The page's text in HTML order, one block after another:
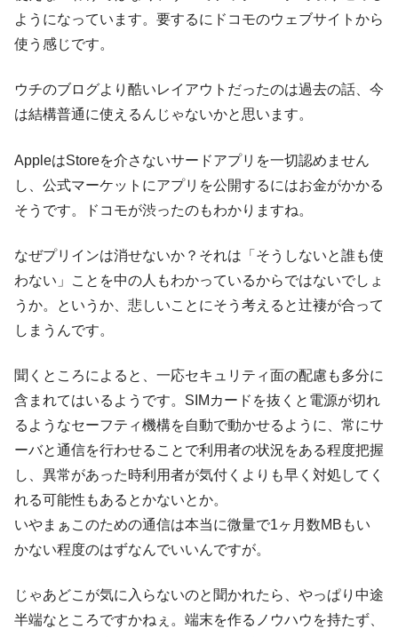
ようになっています。要するにドコモのウェブサイトから
使う感じです。
ウチのブログより酷いレイアウトだったのは過去の話、今
は結構普通に使えるんじゃないかと思います。
AppleはStoreを介さないサードアプリを一切認めません
し、公式マーケットにアプリを公開するにはお金がかかる
そうです。ドコモが渋ったのもわかりますね。
なぜプリインは消せないか？それは「そうしないと誰も使
わない」ことを中の人もわかっているからではないでしょ
うか。というか、悲しいことにそう考えると辻褄が合って
しまうんです。
聞くところによると、一応セキュリティ面の配慮も多分に
含まれてはいるようです。SIMカードを抜くと電源が切れ
るようなセーフティ機構を自動で動かせるように、常にサ
ーバと通信を行わせることで利用者の状況をある程度把握
し、異常があった時利用者が気付くよりも早く対処してく
れる可能性もあるとかないとか。
いやまぁこのための通信は本当に微量で1ヶ月数MBもい
かない程度のはずなんでいいんですが。
じゃあどこが気に入らないのと聞かれたら、やっぱり中途
半端なところですかねぇ。端末を作るノウハウを持たず、